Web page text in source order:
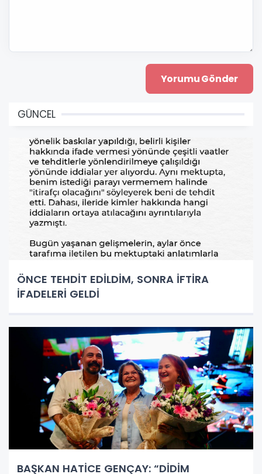
GÜNCEL
ÖNCE TEHDİT EDİLDİM, SONRA İFTİRA
İFADELERİ GELDİ
BAŞKAN HATİCE GENÇAY: “DİDİM